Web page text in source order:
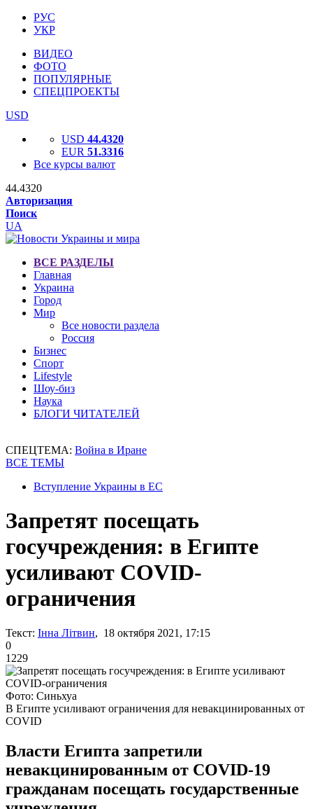
РУС
УКР
ВИДЕО
ФОТО
ПОПУЛЯРНЫЕ
СПЕЦПРОЕКТЫ
USD
USD 44.4320
EUR 51.3316
Все курсы валют
44.4320
Авторизация
Поиск
UA
ВСЕ РАЗДЕЛЫ
Главная
Украина
Город
Мир
Все новости раздела
Россия
Бизнес
Спорт
Lifestyle
Шоу-биз
Наука
БЛОГИ ЧИТАТЕЛЕЙ
СПЕЦТЕМА: Война в Иране
ВСЕ ТЕМЫ
Вступление Украины в ЕС
Запретят посещать
госучреждения: в Египте
усиливают COVID-
ограничения
Текст: Інна Літвин, 18 октября 2021, 17:15
0
1229
Фото: Синьхуа
В Египте усиливают ограничения для невакцинированных от
COVID
Власти Египта запретили
невакцинированным от COVID-19
гражданам посещать государственные